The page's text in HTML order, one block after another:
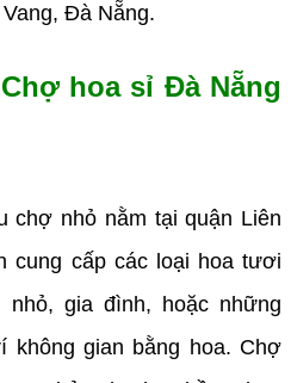
Đà Nẵng.
hoa sỉ Đà Nẵng
chợ nhỏ nằm tại quận Liên
cung cấp các loại hoa tươi
gia đình, hoặc những
không gian bằng hoa. Chợ